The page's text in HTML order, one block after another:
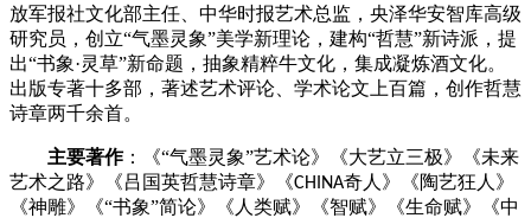
放军报社文化部主任、中华时报艺术总监，央泽华安智库高级
研究员，创立“气墨灵象”美学新理论，建构“哲慧”新诗派，提
出“书象·灵草”新命题，抽象精粹牛文化，集成凝炼酒文化。
出版专著十多部，著述艺术评论、学术论文上百篇，创作哲慧
诗章两千余首。
主要著作：《“气墨灵象”艺术论》《大艺立三极》《未来
艺术之路》《吕国英哲慧诗章》《CHINA奇人》《陶艺狂人》
《神雕》《“书象”简论》《人类赋》《智赋》《生命赋》《中